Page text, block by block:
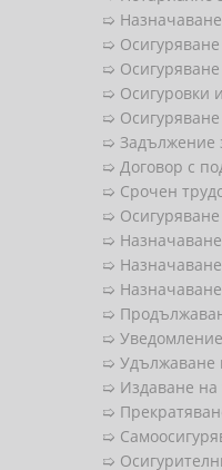
➯
➯
➯ Осигуряване
➯ Осигуровки
➯
➯ Задължение
➯ Договор с
➯ Срочен
➯
➯
➯
➯
➯
➯
➯ Удължаване
➯ Издаване на
➯
➯
➯